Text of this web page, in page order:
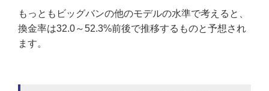
もっともビッグバンの他のモデルの水準で考えると、
換金率は32.0～52.3%前後で推移するものと予想され
ます。